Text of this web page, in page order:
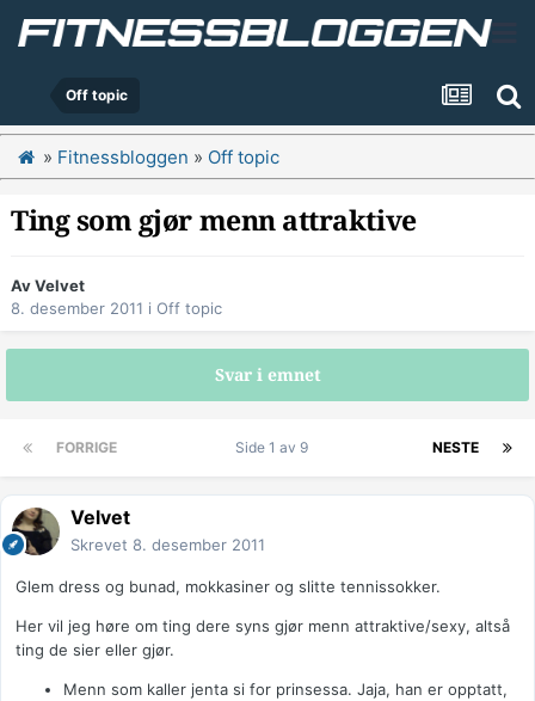
Off topic
» Fitnessbloggen » Off topic
Ting som gjør menn attraktive
AvVelvet
8. desember 2011 i Off topic
Svar i emnet
FORRIGE NESTE
Side 1 av 9
Velvet
Skrevet 8. desember 2011
Glem dress og bunad, mokkasiner og slitte tennissokker.
Her vil jeg høre om ting dere syns gjør menn attraktive/sexy, altså
ting de sier eller gjør.
Menn som kaller jenta si for prinsessa. Jaja, han er opptatt,